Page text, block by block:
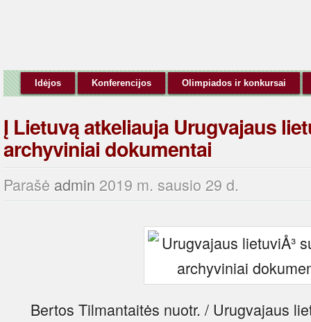
Idėjos Konferencijos Olimpiados ir konkursai
Į Lietuvą atkeliauja Urugvajaus
archyviniai dokumentai
Parašė admin 2019 m. sausio 29 d.
Bertos Tilmantaitės nuotr. / Urugvajaus